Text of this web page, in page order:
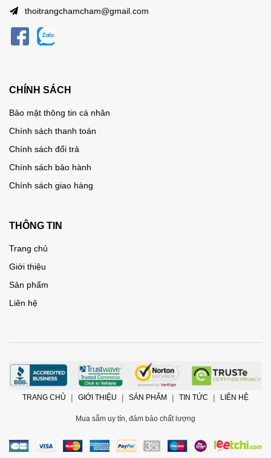
thoitrangchamcham@gmail.com
CHÍNH SÁCH
Bảo mật thông tin cá nhân
Chính sách thanh toán
Chính sách đổi trả
Chính sách bảo hành
Chính sách giao hàng
THÔNG TIN
Trang chủ
Giới thiệu
Sản phẩm
Liên hệ
TRANG CHỦ GIỚI THIỆU SẢN PHẨM TIN TỨC LIÊN HỆ
Mua sắm uy tín, đảm bảo chất lượng